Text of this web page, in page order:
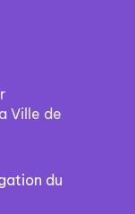
Ville de